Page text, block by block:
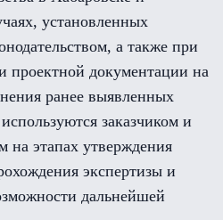
установленных
а также при
проектной документации на
ранее выявленных
заказчиком и
на этапах утверждения
экспертизы и
дальнейшей